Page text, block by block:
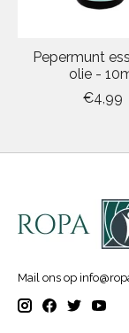
Pepermunt
olie -
€4,99
Mail ons op